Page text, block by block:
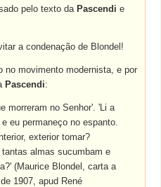
pelo texto da Pascendi e
a condenação de Blondel!
no movimento modernista, e por
Pascendi:
morreram no Senhor'. 'Li a
eu permaneço no espanto.
exterior tomar?
almas sucumbam e
(Maurice Blondel, carta a
1907, apud René